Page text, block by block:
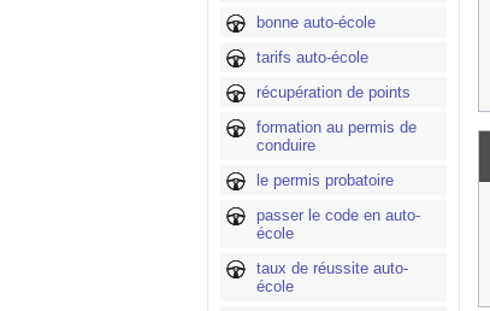
bonne auto-école
tarifs auto-école
récupération de points
formation au permis de
conduire
le permis probatoire
passer le code en auto-
école
taux de réussite auto-
école